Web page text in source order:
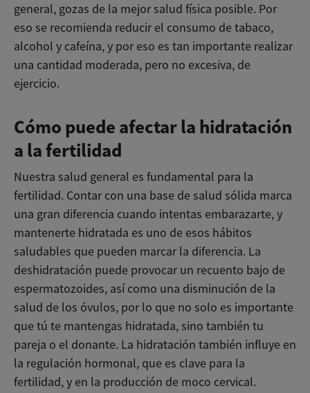
general, gozas de la mejor salud física posible. Por
eso se recomienda reducir el consumo de tabaco,
alcohol y cafeína, y por eso es tan importante realizar
una cantidad moderada, pero no excesiva, de
ejercicio.
Cómo puede afectar la hidratación
a la fertilidad
Nuestra salud general es fundamental para la
fertilidad. Contar con una base de salud sólida marca
una gran diferencia cuando intentas embarazarte, y
mantenerte hidratada es uno de esos hábitos
saludables que pueden marcar la diferencia. La
deshidratación puede provocar un recuento bajo de
espermatozoides, así como una disminución de la
salud de los óvulos, por lo que no solo es importante
que tú te mantengas hidratada, sino también tu
pareja o el donante. La hidratación también influye en
la regulación hormonal, que es clave para la
fertilidad, y en la producción de moco cervical.